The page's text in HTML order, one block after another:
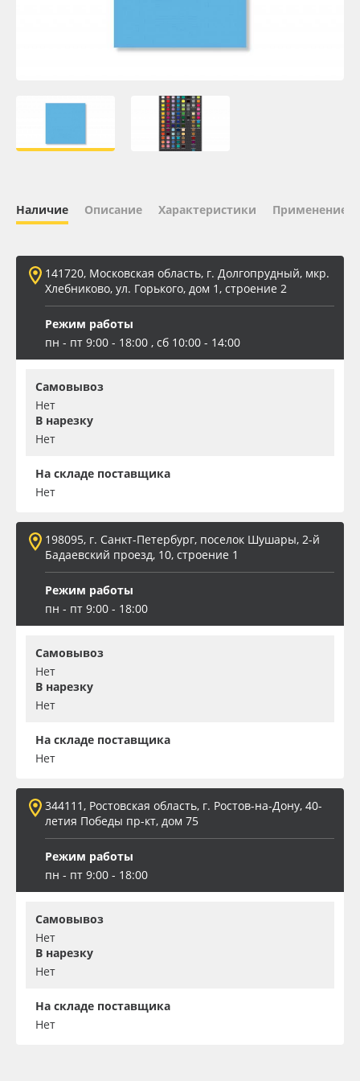
Плёнка монтажная Oratape
ПЭТ листовой
Баннер
Заготовки для сувениров
Наличие Описание Характеристики Применение
141720, Московская область, г. Долгопрудный, мкр.
Хлебниково, ул. Горького, дом 1, строение 2
Режим работы
пн - пт 9:00 - 18:00 , сб 10:00 - 14:00
Самовывоз
Нет
В нарезку
Нет
На складе поставщика
Нет
198095, г. Санкт-Петербург, поселок Шушары, 2-й
Бадаевский проезд, 10, строение 1
Режим работы
пн - пт 9:00 - 18:00
Самовывоз
Нет
В нарезку
Нет
На складе поставщика
Нет
344111, Ростовская область, г. Ростов-на-Дону, 40-
летия Победы пр-кт, дом 75
Режим работы
пн - пт 9:00 - 18:00
Самовывоз
Нет
В нарезку
Нет
На складе поставщика
Нет